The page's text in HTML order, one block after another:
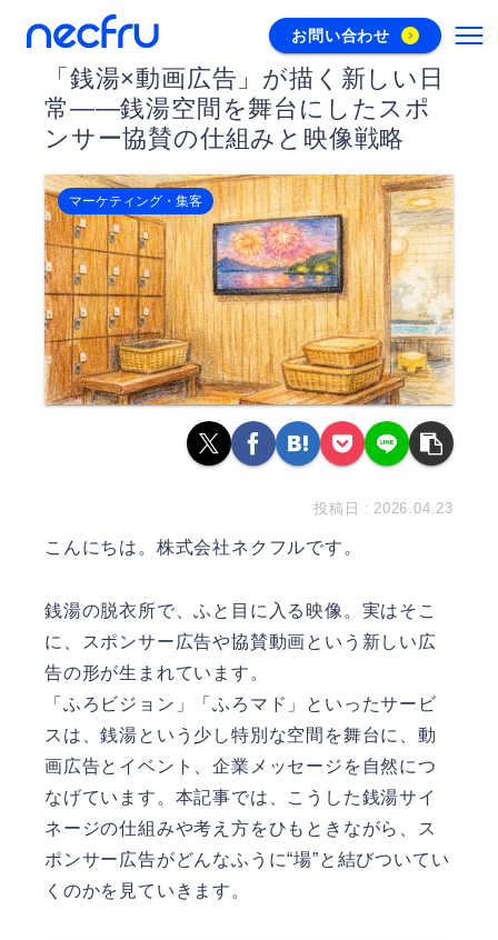
お問い合わせ
「銭湯×動画広告」が描く新しい日
常――銭湯空間を舞台にしたスポ
ンサー協賛の仕組みと映像戦略
マーケティング・集客
2026.04.23
こんにちは。 株式会社ネクフルです。
銭湯の脱衣所で、ふと目に入る映像。実はそこ
に、スポンサー広告や協賛動画という新しい広
告の形が生まれています。
「ふろビジョン」「ふろマド」といったサービ
スは、銭湯という少し特別な空間を舞台に、動
画広告とイベント、企業メッセージを自然につ
なげています。本記事では、こうした銭湯サイ
ネージの仕組みや考え方をひもときながら、ス
ポンサー広告がどんなふうに“場”と結びついてい
くのかを見ていきます。